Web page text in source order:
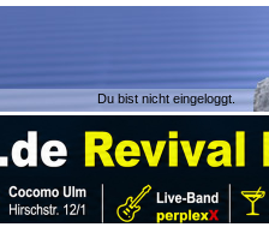
Du bist nicht eingeloggt.